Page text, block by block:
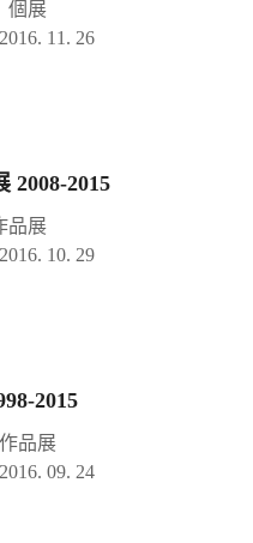
個展
11. 26
2008-2015
品展
10. 29
2015
作品展
09. 24